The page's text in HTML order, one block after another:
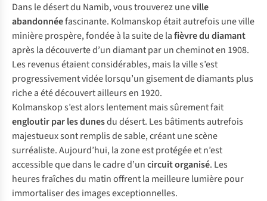
Dans le désert du Namib, vous trouverez uneville
abandonnéefascinante. Kolmanskop était autrefois une ville
minière prospère, fondée à la suite de lafièvre du diamant
après la découverte d’un diamant par un cheminot en 1908.
Les revenus étaient considérables, mais la ville s’est
progressivement vidée lorsqu’un gisement de diamants plus
riche a été découvert ailleurs en 1920.
Kolmanskop s’est alors lentement mais sûrement fait
engloutir par les dunesdu désert. Les bâtiments autrefois
majestueux sont remplis de sable, créant une scène
surréaliste. Aujourd’hui, la zone est protégée et n’est
accessible que dans le cadre d’uncircuit organisé. Les
heures fraîches du matin offrent la meilleure lumière pour
immortaliser des images exceptionnelles.